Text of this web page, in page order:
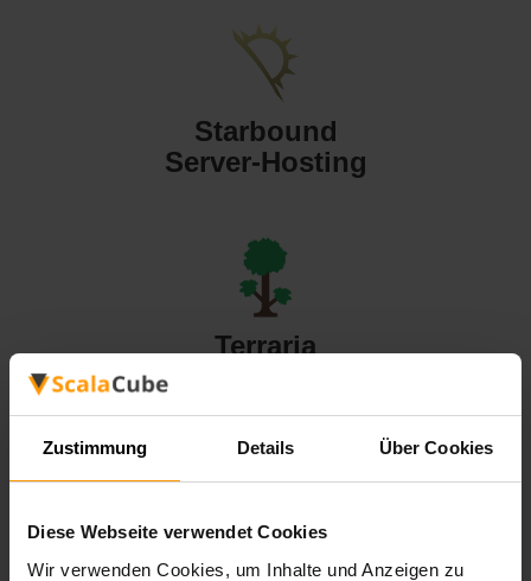
Zustimmung Details Über Cookies
Diese Webseite verwendet Cookies
Wir verwenden Cookies, um Inhalte und Anzeigen zu
Starbound
Server-Hosting
Terraria
Server-Hosting
Valheim